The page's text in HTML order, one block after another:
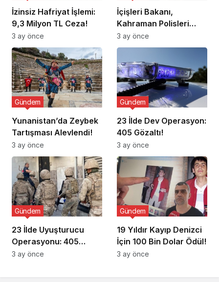
İzinsiz Hafriyat İşlemi:
9,3 Milyon TL Ceza!
3 ay önce
İçişleri Bakanı,
Kahraman Polisleri
Ziyaret Etti
3 ay önce
Yunanistan’da Zeybek
Tartışması Alevlendi!
Gündem
3 ay önce
23 İlde Dev Operasyon:
405 Gözaltı!
Gündem
3 ay önce
23 İlde Uyuşturucu
Operasyonu: 405
Gözaltı!
Gündem
3 ay önce
19 Yıldır Kayıp Denizci
İçin 100 Bin Dolar Ödül!
Gündem
3 ay önce